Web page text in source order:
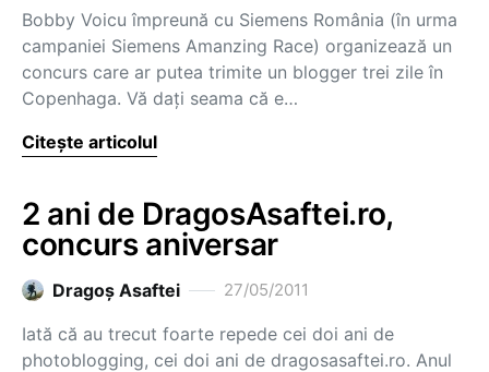
Bobby Voicu împreună cu Siemens România (în urma
campaniei Siemens Amanzing Race) organizează un
concurs care ar putea trimite un blogger trei zile în
Copenhaga. Vă dați seama că e…
Citește articolul
2 ani de DragosAsaftei.ro,
concurs aniversar
Dragoş Asaftei 27/05/2011
Iată că au trecut foarte repede cei doi ani de
photoblogging, cei doi ani de dragosasaftei.ro. Anul